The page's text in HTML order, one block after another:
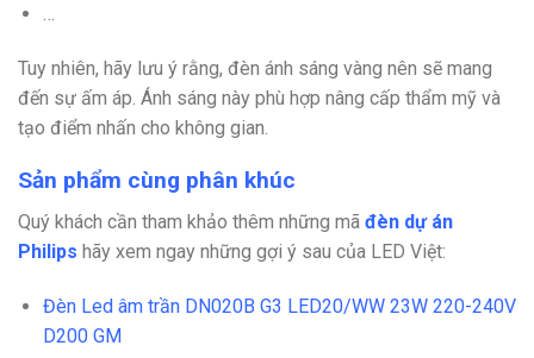
…
Tuy nhiên, hãy lưu ý rằng, đèn ánh sáng vàng nên sẽ mang
đến sự ấm áp. Ánh sáng này phù hợp nâng cấp thẩm mỹ và
tạo điểm nhấn cho không gian.
Sản phẩm cùng phân khúc
Quý khách cần tham khảo thêm những mã đèn dự án
Philips hãy xem ngay những gợi ý sau của LED Việt:
Đèn Led âm trần DN020B G3 LED20/WW 23W 220-240V
D200 GM